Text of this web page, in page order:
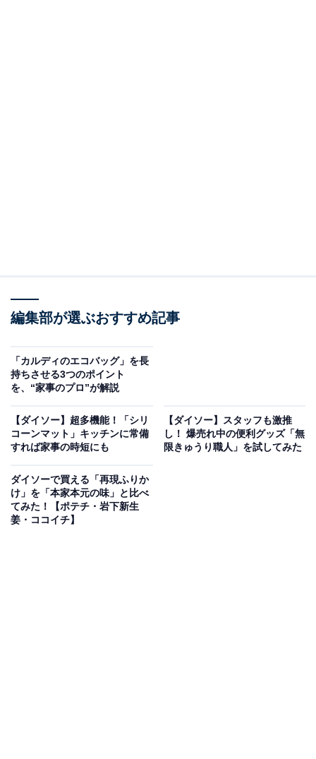
タレと一緒に缶詰になっている
八角やシナモン、クローブ、花椒が香る五香粉などが入
った特製のタレもたっぷり入っています。缶から器にタ
レごと移し替え、電子レンジであたためるとさらに香り
を楽しめます。もちろん加熱せずにそのままでも食べら
編集部が選ぶおすすめ記事
「カルディのエコバッグ」を長
持ちさせる3つのポイント
を、“家事のプロ”が解説
【ダイソー】超多機能！「シリ
コーンマット」キッチンに常備
すれば家事の時短にも
【ダイソー】スタッフも激推
し！ 爆売れ中の便利グッズ「無
限きゅうり職人」を試してみた
ダイソーで買える「再現ふりか
け」を「本家本元の味」と比べ
てみた！【ポテチ・岩下新生
姜・ココイチ】